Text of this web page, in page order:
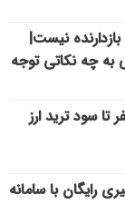
نیست|
به چه نکاتی توجه
سود ترید ارز
رایگان با سامانه